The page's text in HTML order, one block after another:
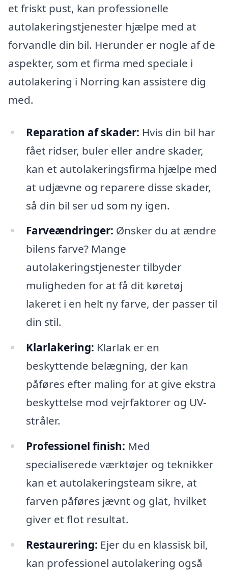
et friskt pust, kan professionelle
autolakeringstjenester hjælpe med at
forvandle din bil. Herunder er nogle af de
aspekter, som et firma med speciale i
autolakering i Norring kan assistere dig
med.
Reparation af skader: Hvis din bil har
fået ridser, buler eller andre skader,
kan et autolakeringsfirma hjælpe med
at udjævne og reparere disse skader,
så din bil ser ud som ny igen.
Farveændringer: Ønsker du at ændre
bilens farve? Mange
autolakeringstjenester tilbyder
muligheden for at få dit køretøj
lakeret i en helt ny farve, der passer til
din stil.
Klarlakering: Klarlak er en
beskyttende belægning, der kan
påføres efter maling for at give ekstra
beskyttelse mod vejrfaktorer og UV-
stråler.
Professionel finish: Med
specialiserede værktøjer og teknikker
kan et autolakeringsteam sikre, at
farven påføres jævnt og glat, hvilket
giver et flot resultat.
Restaurering: Ejer du en klassisk bil,
kan professionel autolakering også